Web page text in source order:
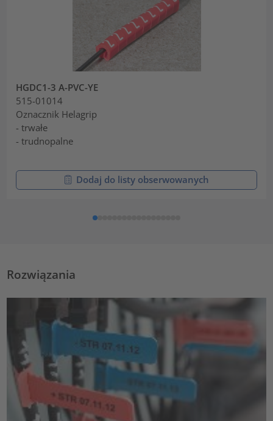
HGDC1-3 A-PVC-YE
515-01014
Oznacznik Helagrip
- trwałe
- trudnopalne
Dodaj do listy obserwowanych
Rozwiązania